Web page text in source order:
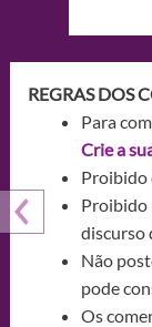
REGRAS DOS
Para
Crie a
Proibido
Proibido
discurso
Não
pode
Os